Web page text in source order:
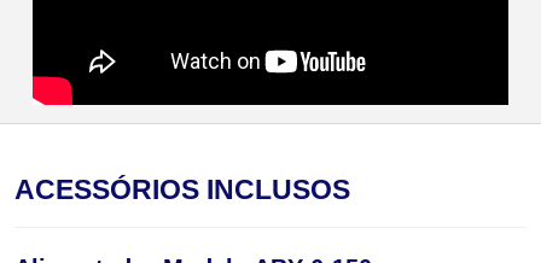
ACESSÓRIOS INCLUSOS